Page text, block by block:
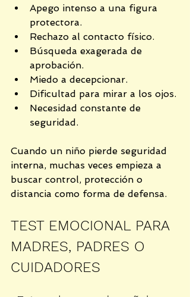
Apego intenso a una figura
protectora.
Rechazo al contacto físico.
Búsqueda exagerada de
aprobación.
Miedo a decepcionar.
Dificultad para mirar a los ojos.
Necesidad constante de
seguridad.
Cuando un niño pierde seguridad
interna, muchas veces empieza a
buscar control, protección o
distancia como forma de defensa.
TEST EMOCIONAL PARA
MADRES, PADRES O
CUIDADORES